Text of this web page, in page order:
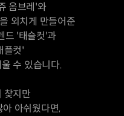
옴브레'와
외치게 만들어준
드 '태슬컷'과
플컷'
수 있습니다.
찾지만
아쉬웠다면,